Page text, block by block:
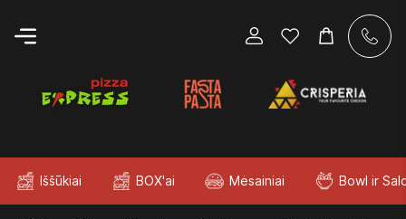
Iššūkiai BOX'ai Mėsainiai Bowl ir